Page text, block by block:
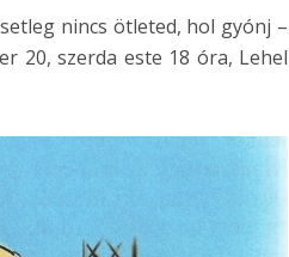
nincs ötleted, hol gyónj –
20, szerda este 18 óra, Lehel